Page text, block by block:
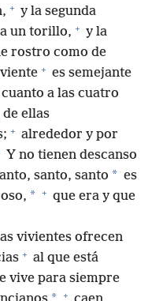
+ y la segunda
un torillo, + y la
rostro como de
+ es semejante
a las cuatro
de ellas
+ alrededor y por
Y no tienen descanso
santo, santo * es
* + que era y que
vivientes ofrecen
+ al que está
vive para siempre
+